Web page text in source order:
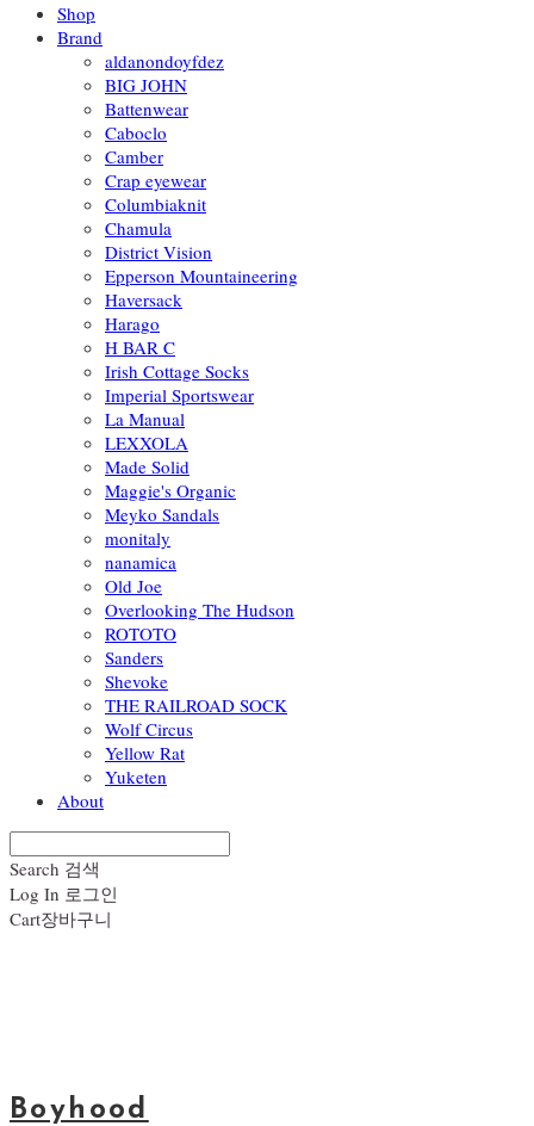
Shop
Brand
aldanondoyfdez
BIG JOHN
Battenwear
Caboclo
Camber
Crap eyewear
Columbiaknit
Chamula
District Vision
Epperson Mountaineering
Haversack
Harago
H BAR C
Irish Cottage Socks
Imperial Sportswear
La Manual
LEXXOLA
Made Solid
Maggie's Organic
Meyko Sandals
monitaly
nanamica
Old Joe
Overlooking The Hudson
ROTOTO
Sanders
Shevoke
THE RAILROAD SOCK
Wolf Circus
Yellow Rat
Yuketen
About
Search 검색
Log In 로그인
Cart장바구니
Boyhood